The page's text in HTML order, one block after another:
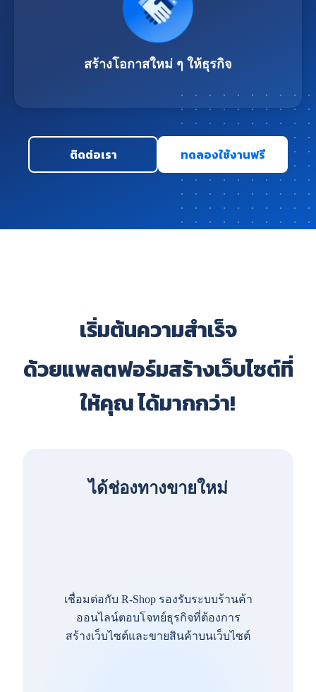
สร้างโอกาสใหม่ ๆ ให้ธุรกิจ
ติดต่อเรา ทดลองใช้งานฟรี
เริ่มต้นความสำเร็จ
ด้วยแพลตฟอร์มสร้างเว็บไซต์ที่
ให้คุณ ได้มากกว่า!
ได้ช่องทางขายใหม่
เชื่อมต่อกับ R-Shop รองรับระบบร้านค้า
ออนไลน์ตอบโจทย์ธุรกิจที่ต้องการ
สร้างเว็บไซต์และขายสินค้าบนเว็บไซต์